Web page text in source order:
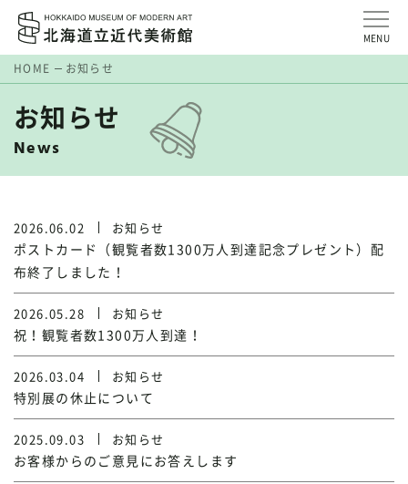
MENU
HOME お知らせ
お知らせ
News
2026.06.02 お知らせ
ポストカード（観覧者数1300万人到達記念プレゼント）配
布終了しました！
2026.05.28 お知らせ
祝！観覧者数1300万人到達！
2026.03.04 お知らせ
特別展の休止について
2025.09.03 お知らせ
お客様からのご意見にお答えします